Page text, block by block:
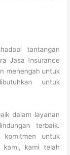
tantangan
Jasa Insurance
menengah untuk
untuk
dalam layanan
terbaik.
komitmen untuk
kami, kami telah